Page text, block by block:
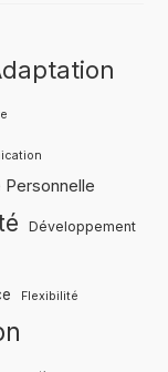
Développement
Flexibilité